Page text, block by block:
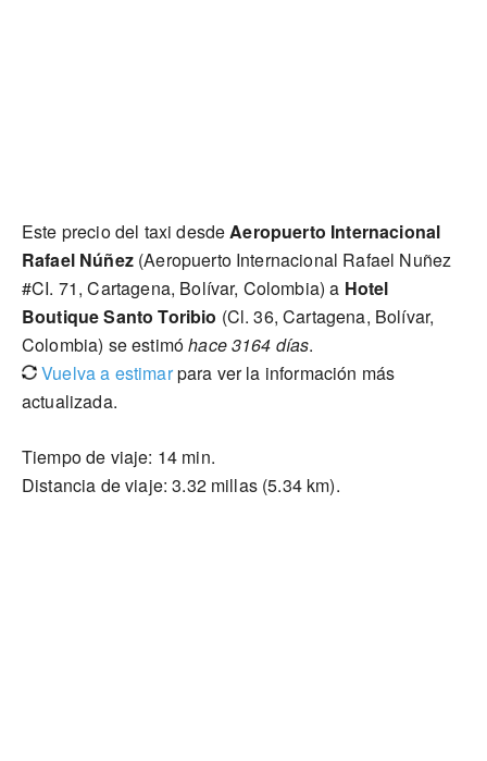
Este precio del taxi desdeAeropuerto Internacional
Rafael Núñez(Aeropuerto Internacional Rafael Nuñez
#CI. 71, Cartagena, Bolívar, Colombia) a Hotel
Boutique Santo Toribio (Cl. 36, Cartagena, Bolívar,
Colombia) se estimóhace 3164 días.
Vuelva a estimarpara ver la información más
actualizada.
Tiempo de viaje: 14 min.
Distancia de viaje: 3.32 millas (5.34 km).